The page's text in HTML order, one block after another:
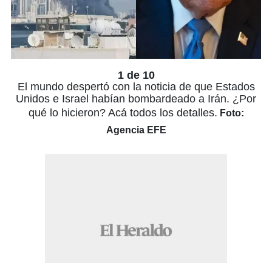
1 de 10
El mundo despertó con la noticia de que Estados
Unidos e Israel habían bombardeado a Irán. ¿Por
qué lo hicieron? Acá todos los detalles. Foto:
Agencia EFE